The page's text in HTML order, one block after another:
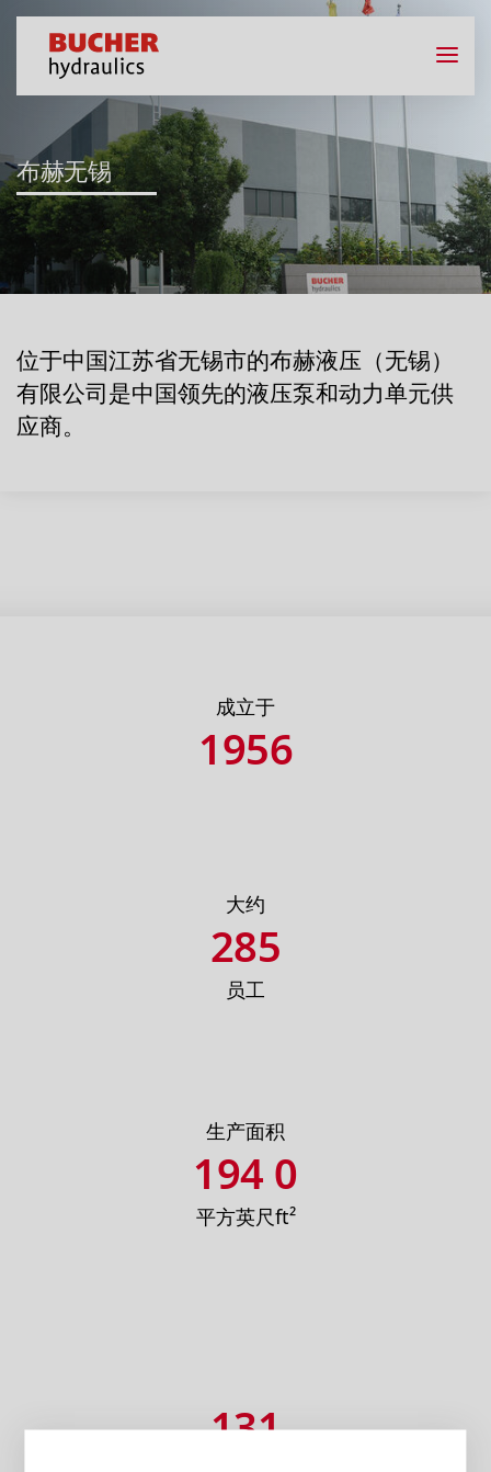
布赫无锡
位于中国江苏省无锡市的布赫液压（无锡）
有限公司是中国领先的液压泵和动力单元供
应商。
成立于
1956
大约
285
员工
生产面积
215 000
平方英尺ft²
145